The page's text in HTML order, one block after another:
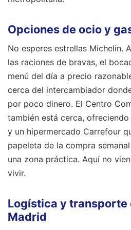
Opciones de ocio y
No esperes estrellas Michelin.
las raciones de bravas, el
menú del día a precio
cerca del intercambiador
por poco dinero. El Centro
también está cerca,
y un hipermercado Carrefour
papeleta de la compra
una zona práctica. Aquí no
vivir.
Logística y transporte
Madrid